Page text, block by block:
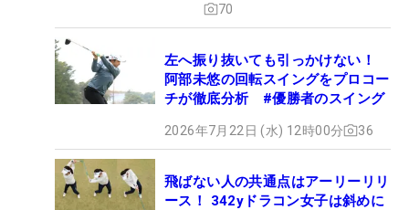
70
左へ振り抜いても引っかけない！
阿部未悠の回転スイングをプロコー
チが徹底分析 #優勝者のスイング
2026年7月22日 (水) 12時00分 36
飛ばない人の共通点はアーリーリリ
ース！ 342yドラコン女子は斜めに